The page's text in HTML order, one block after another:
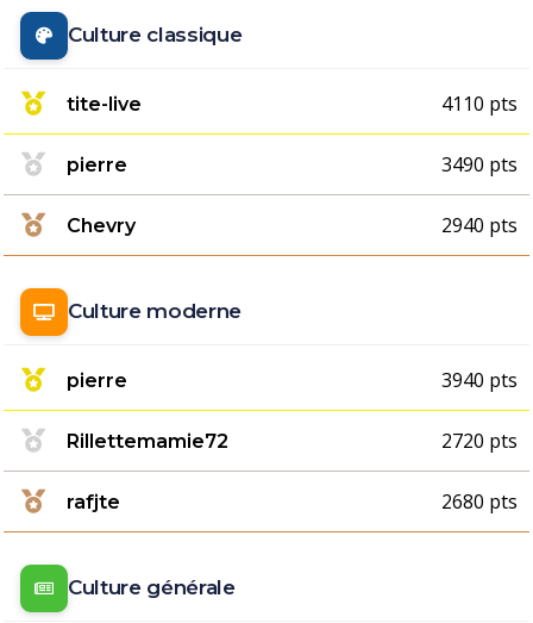
Culture classique
tite-live 4110 pts
pierre 3490 pts
Chevry 2940 pts
Culture moderne
pierre 3940 pts
Rillettemamie72 2720 pts
rafjte 2680 pts
Culture générale